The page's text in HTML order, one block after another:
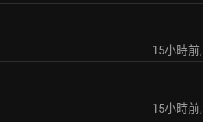
15小時前,
15小時前,